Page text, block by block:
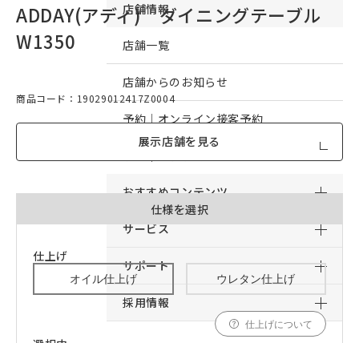
店舗情報
店舗一覧
店舗からのお知らせ
予約｜オンライン接客予約
おすすめコンテンツ
サービス
サポート
採用情報
ADDAY(アディ) ダイニングテーブル
W1350
商品コード：19029012417Z0004
展示店舗を見る
仕様を選択
仕上げ
オイル仕上げ ウレタン仕上げ
仕上げについて